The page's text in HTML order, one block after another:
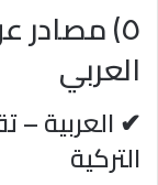
٥)
العربي
✔ العربية –
التركية